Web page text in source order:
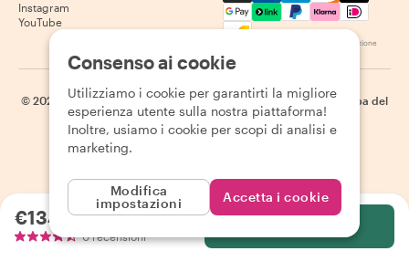
€134.80a persona
0 recensioni
Instagram
YouTube
La disponibilità varia in base alla destinazione
© 2026 Withlocals.com Informativa sulla privacy Cookie | Mappa del
sito
Consenso ai cookie
Utilizziamo i cookie per garantirti la migliore
esperienza utente sulla nostra piattaforma!
Inoltre, usiamo i cookie per scopi di analisi e
marketing.
Modifica
impostazioni
Accetta i cookie